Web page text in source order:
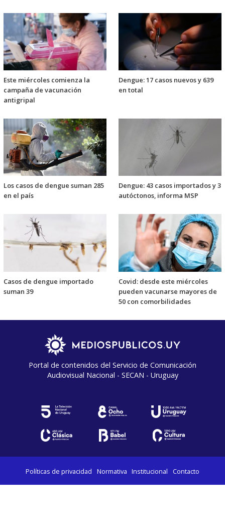
Este miércoles comienza la
campaña de vacunación
antigripal
Dengue: 17 casos nuevos y 639
en total
Los casos de dengue suman 285
en el país
Dengue: 43 casos importados y 3
autóctonos, informa MSP
Casos de dengue importado
suman 39
Covid: desde este miércoles
pueden vacunarse mayores de
50 con comorbilidades
Portal de contenidos del Servicio de Comunicación
Audiovisual Nacional - SECAN - Uruguay
Políticas de privacidad Normativa Institucional Contacto